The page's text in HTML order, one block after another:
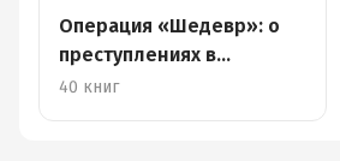
Операция «Шедевр»: о
преступлениях в
искусстве
40 книг